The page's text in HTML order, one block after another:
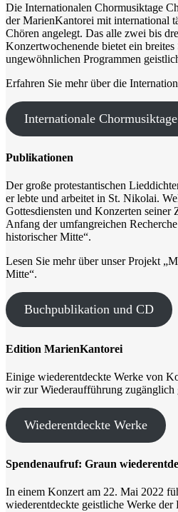
Die Internationalen Chormusiktage
der MarienKantorei mit international
Chören angelegt. Das alle zwei bis
Konzertwochenende bietet ein breites
ungewöhnlichen Programmen
Erfahren Sie mehr über die
Internationale Chormusiktage
Publikationen
Der große protestantischen
er lebte und arbeitet in St. Nikolai.
Gottesdiensten und Konzerten seiner
Anfang der umfangreichen
historischer Mitte“.
Lesen Sie mehr über unser Projekt
Mitte“.
Buchpublikation und CD
Edition MarienKantorei
Einige wiederentdeckte Werke von
wir zur Wiederaufführung zugänglich
Wiederentdeckte Werke
Spendenaufruf: Graun
In einem Konzert am 22. Mai 2022
wiederentdeckte geistliche Werke der